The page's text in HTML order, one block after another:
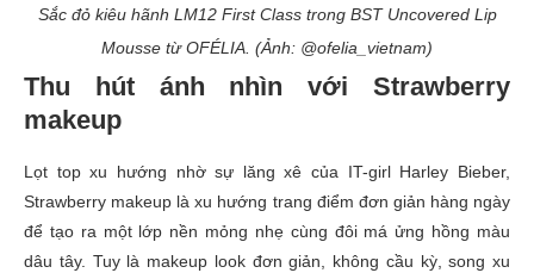
Sắc đỏ kiêu hãnh LM12 First Class trong BST Uncovered Lip
Mousse từ OFÉLIA. (Ảnh: @ofelia_vietnam)
Thu hút ánh nhìn với Strawberry
makeup
Lọt top xu hướng nhờ sự lăng xê của IT-girl Harley Bieber,
Strawberry makeup là xu hướng trang điểm đơn giản hàng ngày
để tạo ra một lớp nền mỏng nhẹ cùng đôi má ửng hồng màu
dâu tây. Tuy là makeup look đơn giản, không cầu kỳ, song xu